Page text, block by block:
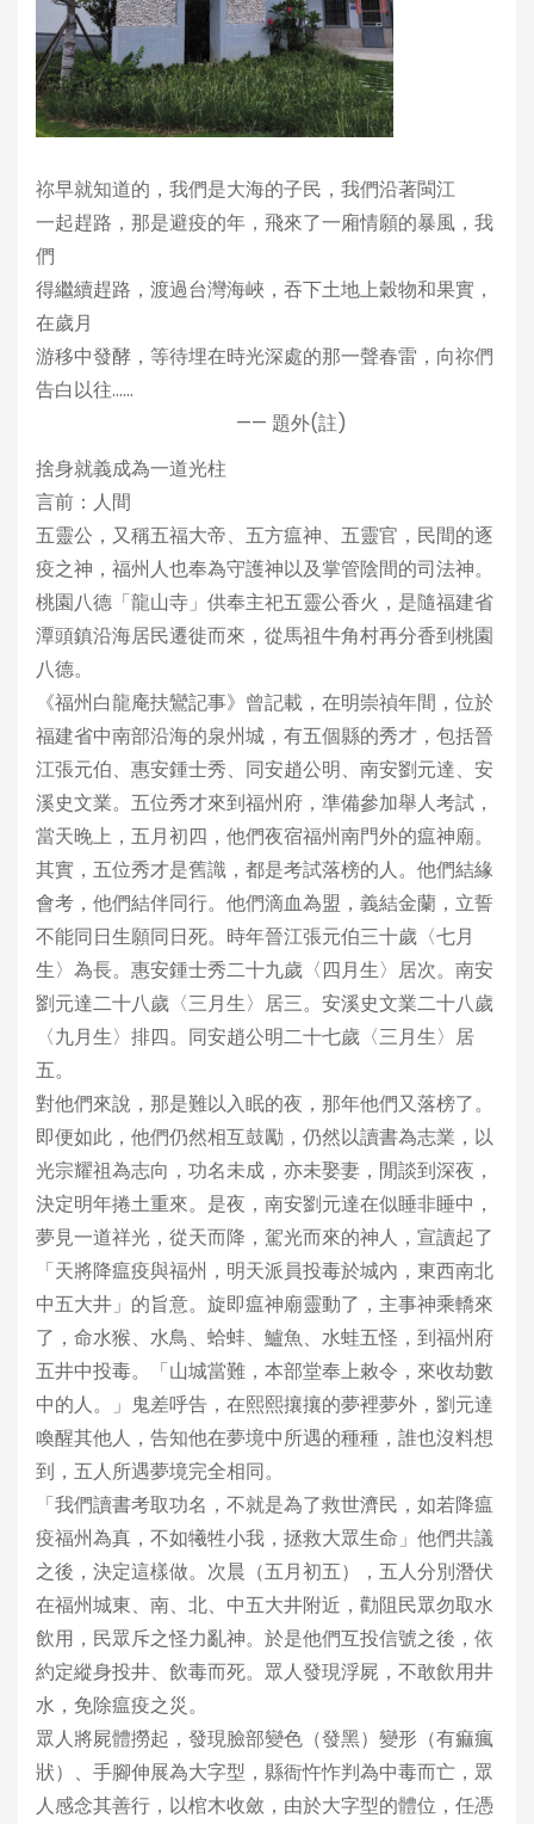
祢早就知道的，我們是大海的子民，我們沿著閩江
一起趕路，那是避疫的年，飛來了一廂情願的暴風，我
們
得繼續趕路，渡過台灣海峽，吞下土地上穀物和果實，
在歲月
游移中發酵，等待埋在時光深處的那一聲春雷，向祢們
告白以往……
—— 題外(註)
捨身就義成為一道光柱
言前：人間
五靈公，又稱五福大帝、五方瘟神、五靈官，民間的逐
疫之神，福州人也奉為守護神以及掌管陰間的司法神。
桃園八德「龍山寺」供奉主祀五靈公香火，是隨福建省
潭頭鎮沿海居民遷徙而來，從馬祖牛角村再分香到桃園
八德。
《福州白龍庵扶鸞記事》曾記載，在明崇禎年間，位於
福建省中南部沿海的泉州城，有五個縣的秀才，包括晉
江張元伯、惠安鍾士秀、同安趙公明、南安劉元達、安
溪史文業。五位秀才來到福州府，準備參加舉人考試，
當天晚上，五月初四，他們夜宿福州南門外的瘟神廟。
其實，五位秀才是舊識，都是考試落榜的人。他們結緣
會考，他們結伴同行。他們滴血為盟，義結金蘭，立誓
不能同日生願同日死。時年晉江張元伯三十歲〈七月
生〉為長。惠安鍾士秀二十九歲〈四月生〉居次。南安
劉元達二十八歲〈三月生〉居三。安溪史文業二十八歲
〈九月生〉排四。同安趙公明二十七歲〈三月生〉居
五。
對他們來說，那是難以入眠的夜，那年他們又落榜了。
即便如此，他們仍然相互鼓勵，仍然以讀書為志業，以
光宗耀祖為志向，功名未成，亦未娶妻，閒談到深夜，
決定明年捲土重來。是夜，南安劉元達在似睡非睡中，
夢見一道祥光，從天而降，駕光而來的神人，宣讀起了
「天將降瘟疫與福州，明天派員投毒於城內，東西南北
中五大井」的旨意。旋即瘟神廟靈動了，主事神乘轎來
了，命水猴、水鳥、蛤蚌、鱸魚、水蛙五怪，到福州府
五井中投毒。「山城當難，本部堂奉上敕令，來收劫數
中的人。」鬼差呼告，在熙熙攘攘的夢裡夢外，劉元達
喚醒其他人，告知他在夢境中所遇的種種，誰也沒料想
到，五人所遇夢境完全相同。
「我們讀書考取功名，不就是為了救世濟民，如若降瘟
疫福州為真，不如犧牲小我，拯救大眾生命」他們共議
之後，決定這樣做。次晨（五月初五），五人分別潛伏
在福州城東、南、北、中五大井附近，勸阻民眾勿取水
飲用，民眾斥之怪力亂神。於是他們互投信號之後，依
約定縱身投井、飲毒而死。眾人發現浮屍，不敢飲用井
水，免除瘟疫之災。
眾人將屍體撈起，發現臉部變色（發黑）變形（有痲瘋
狀）、手腳伸展為大字型，縣衙忤怍判為中毒而亡，眾
人感念其善行，以棺木收斂，由於大字型的體位，任憑